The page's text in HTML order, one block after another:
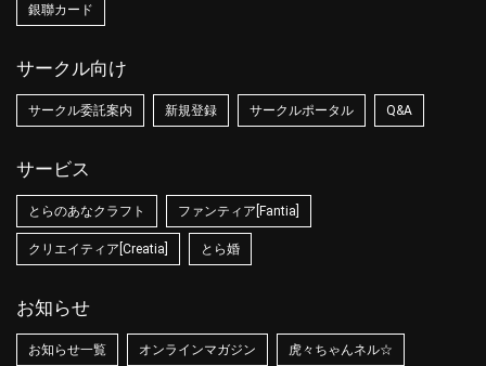
銀聯カード
サークル向け
サークル委託案内 新規登録 サークルポータル Q&A
サービス
とらのあなクラフト ファンティア[Fantia]
クリエイティア[Creatia] とら婚
お知らせ
お知らせ一覧 オンラインマガジン 虎々ちゃんネル☆